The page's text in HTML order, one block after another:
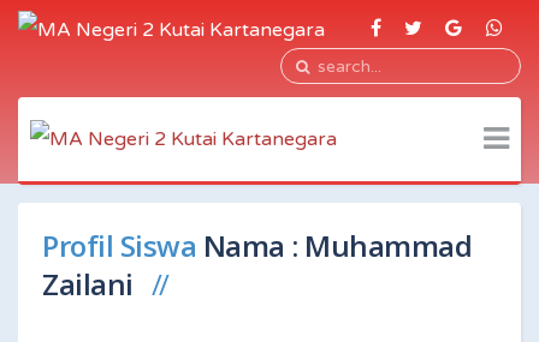
Profil Siswa Nama : Muhammad
Zailani